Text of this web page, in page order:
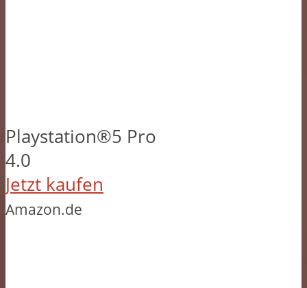
Playstation®5 Pro
4.0
Jetzt kaufen
Amazon.de